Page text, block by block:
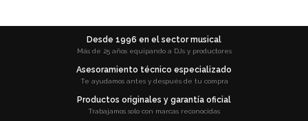
Desde 1996 en el sector musical
Más de 25 años equipando a DJs y productores
Asesoramiento técnico especializado
Te ayudamos antes y después de tu compra
Productos originales y garantía oficial
Trabajamos solo con marcas reconocidas